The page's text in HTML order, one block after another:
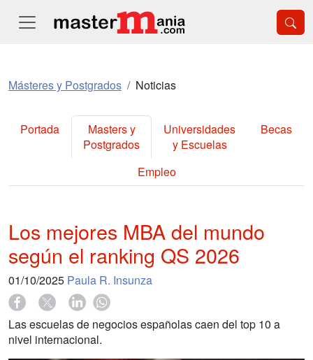
Másteres y Postgrados Noticias
Portada
Masters y
Postgrados
Universidades
y Escuelas
Becas
Empleo
Los mejores MBA del mundo
según el ranking QS 2026
01/10/2025 Paula R. Insunza
Las escuelas de negocios españolas caen del top 10 a
nivel internacional.